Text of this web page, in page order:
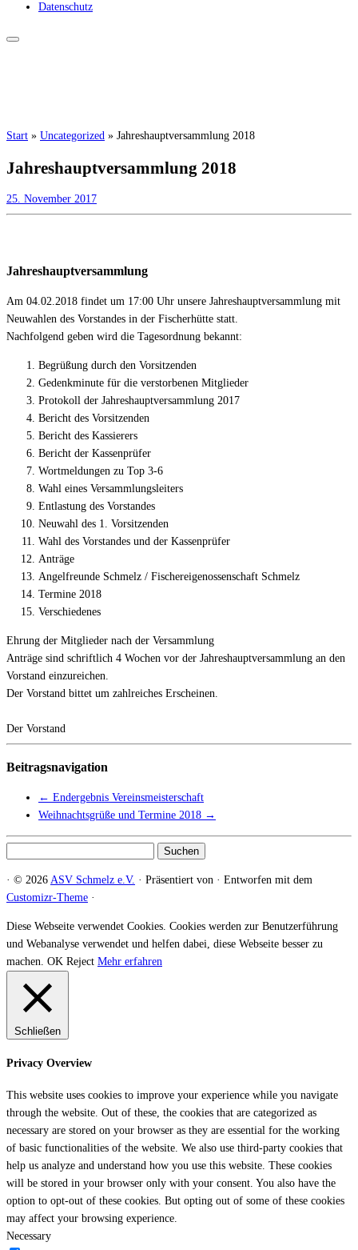
Datenschutz
Start » Uncategorized » Jahreshauptversammlung 2018
Jahreshauptversammlung 2018
25. November 2017
Jahreshauptversammlung
Am 04.02.2018 findet um 17:00 Uhr unsere Jahreshauptversammlung mit
Neuwahlen des Vorstandes in der Fischerhütte statt.
Nachfolgend geben wird die Tagesordnung bekannt:
Begrüßung durch den Vorsitzenden
Gedenkminute für die verstorbenen Mitglieder
Protokoll der Jahreshauptversammlung 2017
Bericht des Vorsitzenden
Bericht des Kassierers
Bericht der Kassenprüfer
Wortmeldungen zu Top 3-6
Wahl eines Versammlungsleiters
Entlastung des Vorstandes
Neuwahl des 1. Vorsitzenden
Wahl des Vorstandes und der Kassenprüfer
Anträge
Angelfreunde Schmelz / Fischereigenossenschaft Schmelz
Termine 2018
Verschiedenes
Ehrung der Mitglieder nach der Versammlung
Anträge sind schriftlich 4 Wochen vor der Jahreshauptversammlung an den
Vorstand einzureichen.
Der Vorstand bittet um zahlreiches Erscheinen.
Der Vorstand
Beitragsnavigation
← Endergebnis Vereinsmeisterschaft
Weihnachtsgrüße und Termine 2018 →
· © 2026 ASV Schmelz e.V. · Präsentiert von · Entworfen mit dem
Customizr-Theme ·
Diese Webseite verwendet Cookies. Cookies werden zur Benutzerführung
und Webanalyse verwendet und helfen dabei, diese Webseite besser zu
machen. OK Reject Mehr erfahren
Schließen
Privacy Overview
This website uses cookies to improve your experience while you navigate
through the website. Out of these, the cookies that are categorized as
necessary are stored on your browser as they are essential for the working
of basic functionalities of the website. We also use third-party cookies that
help us analyze and understand how you use this website. These cookies
will be stored in your browser only with your consent. You also have the
option to opt-out of these cookies. But opting out of some of these cookies
may affect your browsing experience.
Necessary